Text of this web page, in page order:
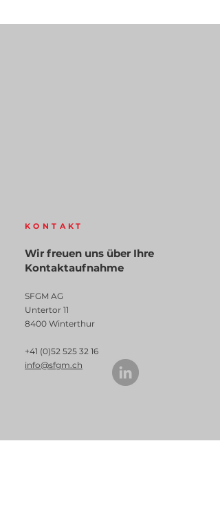
KONTAKT
Wir freuen uns über Ihre
Kontaktaufnahme
SFGM AG
Untertor 11
8400 Winterthur
+41 (0)52 525 32 16
info@sfgm.ch